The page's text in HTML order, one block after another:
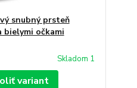
snubný prsteň
bielymi očkami
Skladom 1
variant